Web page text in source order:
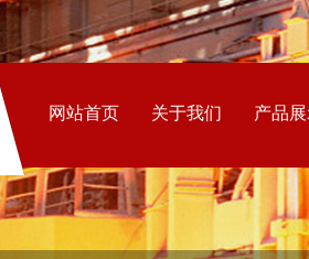
网站首页 关于我们 产品